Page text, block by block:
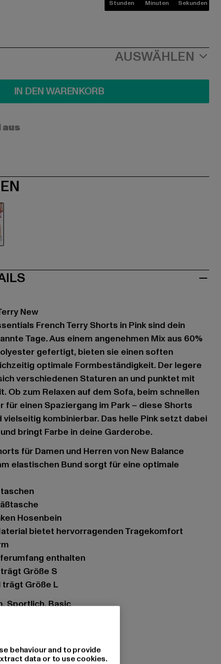
Stunden Minuten Sekunden
AUSWÄHLEN
IN DEN WARENKORB
New
French Terry Shorts in Pink sind dein
Tage. Aus einem angenehmen Mix aus 60%
gefertigt, bieten sie einen soften
optimale Formbeständigkeit. Der legere
verschiedenen Staturen an und punktet mit
Ob zum Relaxen auf dem Sofa, beim schnellen
für einen Spaziergang im Park – diese Shorts
kombinierbar. Das helle Pink setzt dabei
bringt Farbe in deine Garderobe.
für Damen und Herren von New Balance
Hosenbein
bietet hervorragenden Tragekomfort
enthalten
trägt Größe S
trägt Größe L
Sportlich, Basic
behaviour and to provide
data or to use cookies.